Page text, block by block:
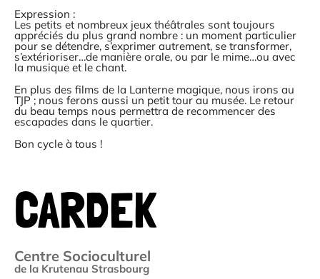
Expression :
Les petits et nombreux jeux théâtrales sont toujours
appréciés du plus grand nombre : un moment particulier
pour se détendre, s’exprimer autrement, se transformer,
s’extérioriser…de manière orale, ou par le mime…ou avec
la musique et le chant.
En plus des films de la Lanterne magique, nous irons au
TJP ; nous ferons aussi un petit tour au musée. Le retour
du beau temps nous permettra de recommencer des
escapades dans le quartier.
Bon cycle à tous !
CARDEK
Centre Socioculturel
de la Krutenau Strasbourg